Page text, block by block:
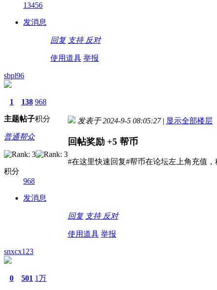
13456
发消息
回复 支持 反对
使用道具 举报
sbpl96
1
主题
138
帖子
968
积分
普通帮众
积分
968
发消息
发表于 2024-9-5 08:05:27 | 显示全部楼层
回帖奖励 +5 帮币
#在这里快速回复#帮币在论坛左上角充值
回复 支持 反对
使用道具 举报
snxcx123
0 501 1万